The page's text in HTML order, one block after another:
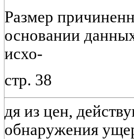
Размер
основании
исхо-
стр. 38
дя из цен,
обнаружения